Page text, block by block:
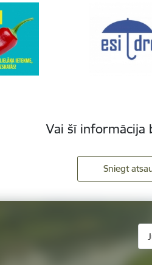
Vai šī informācija
Sniegt